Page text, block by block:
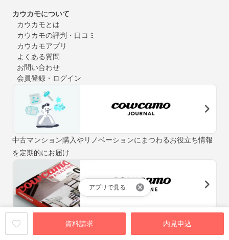
資料請求 内見申込
アプリで見る
カウカモについて
カウカモとは
カウカモの評判・口コミ
カウカモアプリ
よくある質問
お問い合わせ
会員登録・ログイン
中古マンション購入やリノベーションにまつわるお役立ち情報
を定期的にお届け
「街と暮らしの先輩マガジン」をテーマに、自分らしい住まい
探しをお手伝いするウェブマガジン